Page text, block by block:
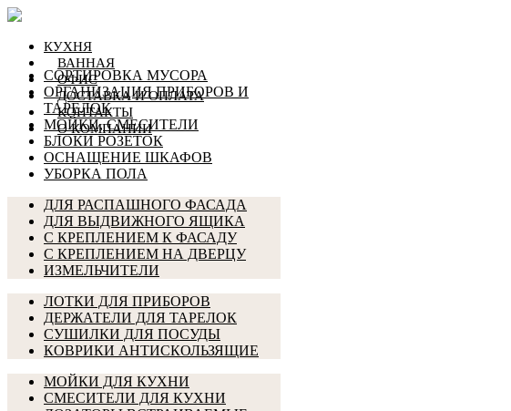
КУХНЯ
ВАННАЯ
ОФИС
ДОСТАВКА И ОПЛАТА
КОНТАКТЫ
О КОМПАНИИ
СОРТИРОВКА МУСОРА
ОРГАНИЗАЦИЯ ПРИБОРОВ И
ТАРЕЛОК
МОЙКИ, СМЕСИТЕЛИ
БЛОКИ РОЗЕТОК
ОСНАЩЕНИЕ ШКАФОВ
УБОРКА ПОЛА
ДЛЯ РАСПАШНОГО ФАСАДА
ДЛЯ ВЫДВИЖНОГО ЯЩИКА
С КРЕПЛЕНИЕМ К ФАСАДУ
С КРЕПЛЕНИЕМ НА ДВЕРЦУ
ИЗМЕЛЬЧИТЕЛИ
ЛОТКИ ДЛЯ ПРИБОРОВ
ДЕРЖАТЕЛИ ДЛЯ ТАРЕЛОК
СУШИЛКИ ДЛЯ ПОСУДЫ
КОВРИКИ АНТИСКОЛЬЗЯЩИЕ
МОЙКИ ДЛЯ КУХНИ
СМЕСИТЕЛИ ДЛЯ КУХНИ